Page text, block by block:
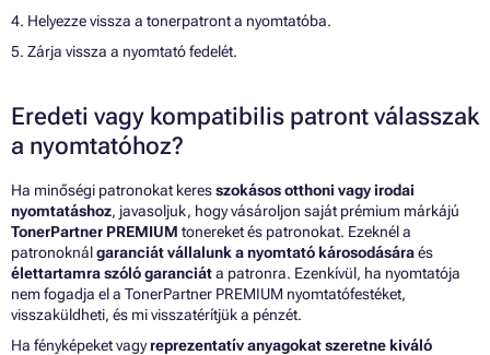
4. Helyezze vissza a tonerpatront a nyomtatóba.
5. Zárja vissza a nyomtató fedelét.
Eredeti vagy kompatibilis patront válasszak
a nyomtatóhoz?
Ha minőségi patronokat keresszokásos otthoni vagy irodai
nyomtatáshoz, javasoljuk, hogy vásároljon saját prémium márkájú
TonerPartner PREMIUM tonereket és patronokat. Ezeknél a
patronoknálgaranciát vállalunk a nyomtató károsodásáraés
élettartamra szóló garanciáta patronra. Ezenkívül, ha nyomtatója
nem fogadja el a TonerPartner PREMIUM nyomtatófestéket,
visszaküldheti, és mi visszatérítjük a pénzét.
Ha fényképeket vagyreprezentatív anyagokat szeretne kiváló